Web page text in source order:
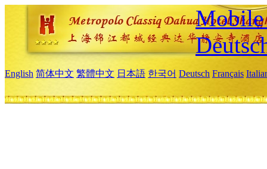
Mobile
English 简体中文 繁體中文 日本語 한국어 Deutsch Français